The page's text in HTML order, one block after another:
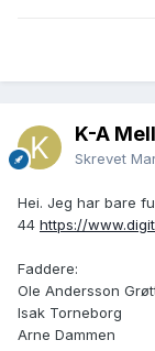
K-A
Skrevet
Hei. Jeg har bare
44 https://
Faddere:
Ole Andersson
Isak Torneborg
Arne Dammen